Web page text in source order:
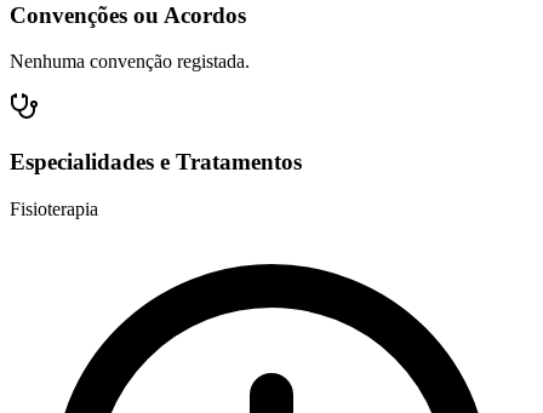
Convenções ou Acordos
Nenhuma convenção registada.
Especialidades e Tratamentos
Fisioterapia